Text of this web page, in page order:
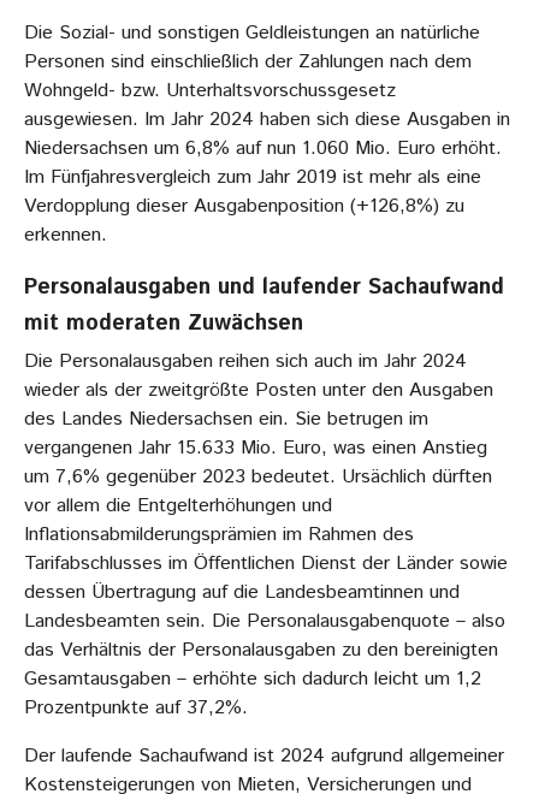
Die Sozial- und sonstigen Geldleistungen an natürliche
Personen sind einschließlich der Zahlungen nach dem
Wohngeld- bzw. Unterhaltsvorschussgesetz
ausgewiesen. Im Jahr 2024 haben sich diese Ausgaben in
Niedersachsen um 6,8% auf nun 1.060 Mio. Euro erhöht.
Im Fünfjahresvergleich zum Jahr 2019 ist mehr als eine
Verdopplung dieser Ausgabenposition (+126,8%) zu
erkennen.
Personalausgaben und laufender Sachaufwand
mit moderaten Zuwächsen
Die Personalausgaben reihen sich auch im Jahr 2024
wieder als der zweitgrößte Posten unter den Ausgaben
des Landes Niedersachsen ein. Sie betrugen im
vergangenen Jahr 15.633 Mio. Euro, was einen Anstieg
um 7,6% gegenüber 2023 bedeutet. Ursächlich dürften
vor allem die Entgelterhöhungen und
Inflationsabmilderungsprämien im Rahmen des
Tarifabschlusses im Öffentlichen Dienst der Länder sowie
dessen Übertragung auf die Landesbeamtinnen und
Landesbeamten sein. Die Personalausgabenquote – also
das Verhältnis der Personalausgaben zu den bereinigten
Gesamtausgaben – erhöhte sich dadurch leicht um 1,2
Prozentpunkte auf 37,2%.
Der laufende Sachaufwand ist 2024 aufgrund allgemeiner
Kostensteigerungen von Mieten, Versicherungen und